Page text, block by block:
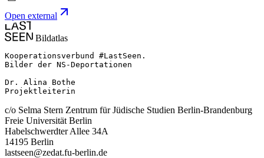
Open external
Bildatlas
Kooperationsverbund #LastSeen.
Bilder der NS-Deportationen
Dr. Alina Bothe
Projektleiterin
c/o Selma Stern Zentrum für Jüdische Studien Berlin-Brandenburg
Freie Universität Berlin
Habelschwerdter Allee 34A
14195 Berlin
lastseen@zedat.fu-berlin.de